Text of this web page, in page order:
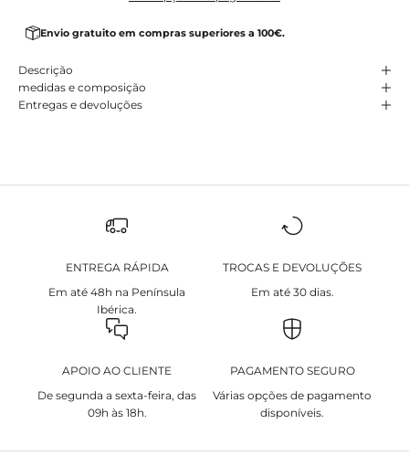
Envio gratuito em compras superiores a 100€.
Descrição
medidas e composição
Entregas e devoluções
ENTREGA RÁPIDA
Em até 48h na Península
Ibérica.
TROCAS E DEVOLUÇÕES
Em até 30 dias.
APOIO AO CLIENTE
De segunda a sexta-feira, das
09h às 18h.
PAGAMENTO SEGURO
Várias opções de pagamento
disponíveis.